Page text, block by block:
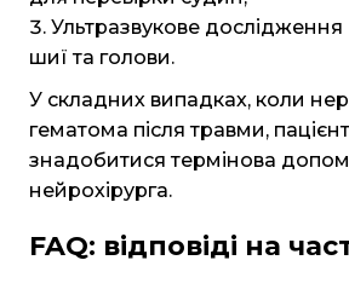
Ультразвукове
шиї та голови.
У складних випадках, коли
гематома після травми,
знадобитися термінова
нейрохірурга.
FAQ: відповіді на